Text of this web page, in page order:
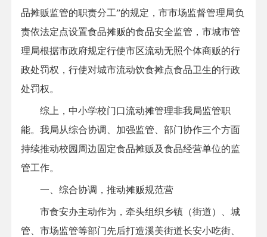
品摊贩监管的职责分工”的规定， 市市场监督管理局负
责依法定点设置食品摊贩的食品安全监管，市城市管
理局根据市政府规定行使市区流动无照个体商贩的行
政处罚权， 行使对城市流动饮食摊点食品卫生的行政
处罚权。
综上，中小学校门口流动摊管理非我局监管职
能。我局从综合协调、加强监管、部门协作三个方面
持续推动校园周边固定食品摊贩及食品经营单位的监
管工作。
一、综合协调，推动摊贩规范营
市食安办主动作为，牵头组织乡镇（街道）、城
管、市场监管等部门先后打造溪美街道长安小吃街、